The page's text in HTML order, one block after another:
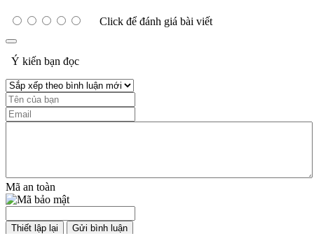
Click để đánh giá bài viết
Ý kiến bạn đọc
Mã an toàn